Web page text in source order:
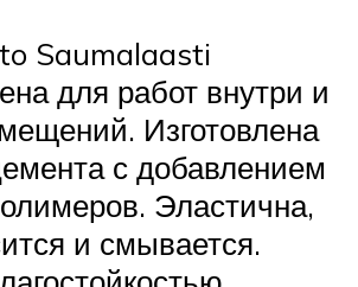
Saumalaasti
для работ внутри и
Изготовлена
с добавлением
Эластична,
и смывается.